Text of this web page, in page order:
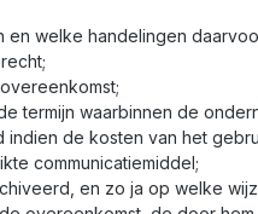
welke handelingen
termijn waarbinnen de
de kosten van het
communicatiemiddel;
en zo ja op welke